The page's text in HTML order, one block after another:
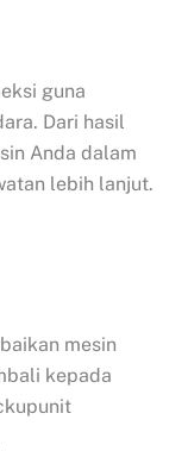
guna
Dari hasil
Anda dalam
lebih lanjut.
mesin
kepada